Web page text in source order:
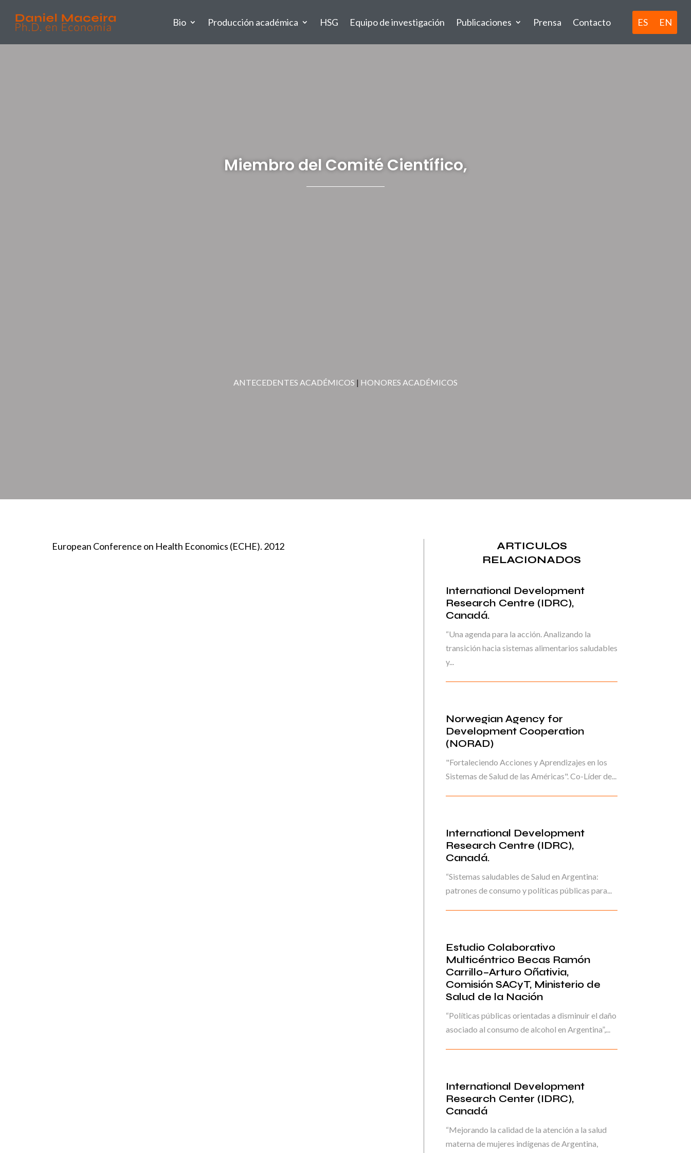
Bio Producción académica HSG Equipo de investigación Publicaciones Prensa Contacto ES EN
Miembro del Comité Científico,
ANTECEDENTES ACADÉMICOS | HONORES ACADÉMICOS
European Conference on Health Economics (ECHE). 2012
ARTICULOS
RELACIONADOS
International Development
Research Centre (IDRC),
Canadá.
“Una agenda para la acción. Analizando la
transición hacia sistemas alimentarios saludables
y...
Norwegian Agency for
Development Cooperation
(NORAD)
"Fortaleciendo Acciones y Aprendizajes en los
Sistemas de Salud de las Américas". Co-Líder de...
International Development
Research Centre (IDRC),
Canadá.
“Sistemas saludables de Salud en Argentina:
patrones de consumo y políticas públicas para...
Estudio Colaborativo
Multicéntrico Becas Ramón
Carrillo–Arturo Oñativia,
Comisión SACyT, Ministerio de
Salud de la Nación
“Políticas públicas orientadas a disminuir el daño
asociado al consumo de alcohol en Argentina”,...
International Development
Research Center (IDRC),
Canadá
“Mejorando la calidad de la atención a la salud
materna de mujeres indígenas de Argentina,